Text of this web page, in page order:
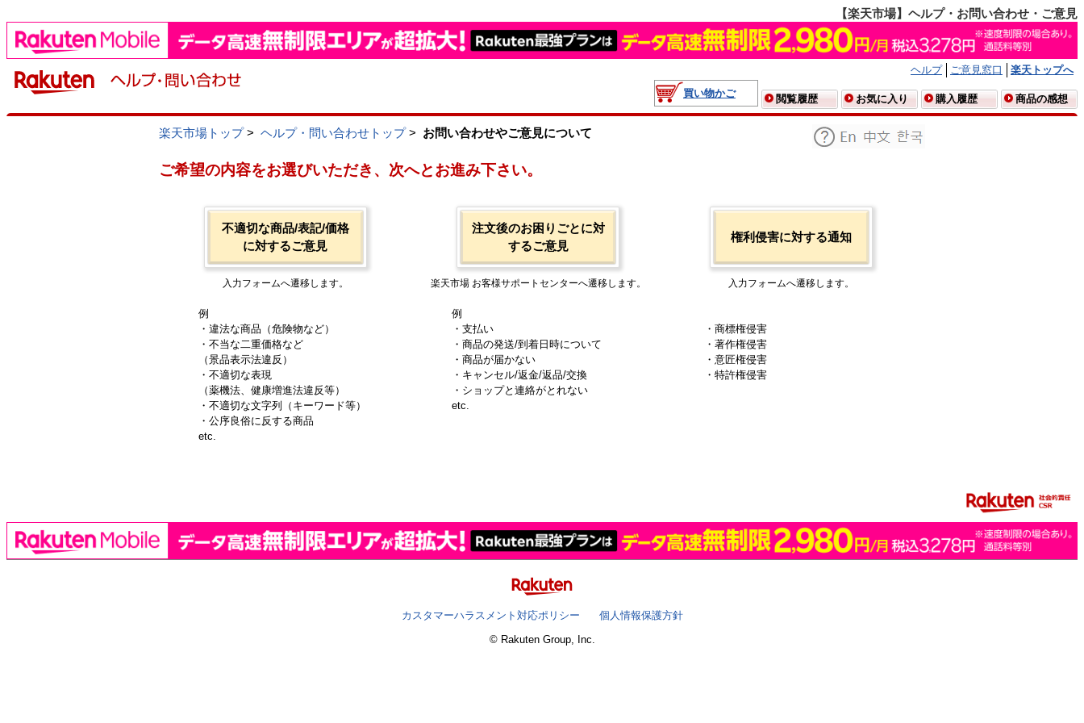
【楽天市場】ヘルプ・お問い合わせ・ご意見
ヘルプ ご意見窓口
楽天トップへ
買い物かご
閲覧履歴 お気に入り 購入履歴 商品の感想
楽天市場トップ> ヘルプ・問い合わせトップ> お問い合わせやご意見について
ご希望の内容をお選びいただき、次へとお進み下さい。
不適切な商品/表記/価格
に対するご意見
入力フォームへ遷移します。
例
・違法な商品（危険物など）
・不当な二重価格など
（景品表示法違反）
・不適切な表現
（薬機法、健康増進法違反等）
・不適切な文字列（キーワード等）
・公序良俗に反する商品
etc.
注文後のお困りごとに対
するご意見
楽天市場 お客様サポートセンターへ遷移します。
例
・支払い
・商品の発送/到着日時について
・商品が届かない
・キャンセル/返金/返品/交換
・ショップと連絡がとれない
etc.
権利侵害に対する通知
入力フォームへ遷移します。
・商標権侵害
・著作権侵害
・意匠権侵害
・特許権侵害
カスタマーハラスメント対応ポリシー
個人情報保護方針
© Rakuten Group, Inc.